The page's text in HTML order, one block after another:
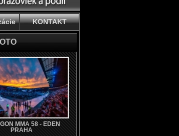
KONTAKT
MMA 58 - EDEN
PRAHA